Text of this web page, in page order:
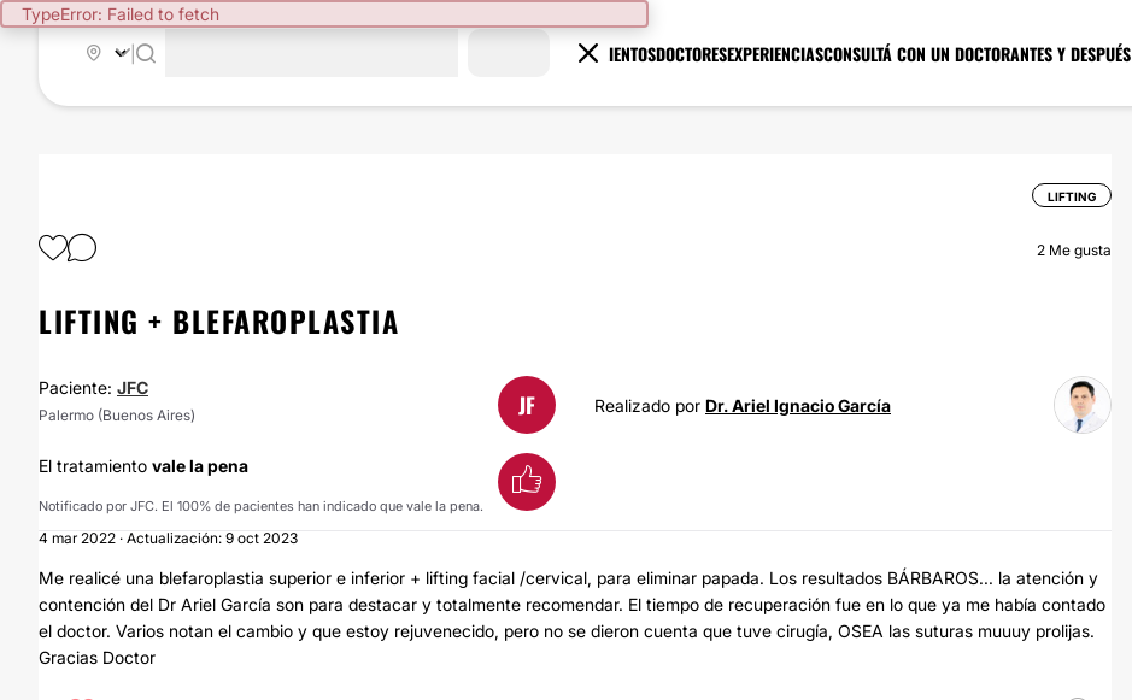
TypeError: Failed to fetch
TRATAMIENTOSDOCTORESEXPERIENCIASCONSULTÁ CON UN DOCTORANTES Y DESPUÉS
LIFTING
2 Me gusta
LIFTING + BLEFAROPLASTIA
Paciente: JFC
Palermo (Buenos Aires) JF Realizado por Dr. Ariel Ignacio García
El tratamiento vale la pena
Notificado por JFC. El 100% de pacientes han indicado que vale la pena.
4 mar 2022 · Actualización: 9 oct 2023
Me realicé una blefaroplastia superior e inferior + lifting facial /cervical, para eliminar papada. Los resultados BÁRBAROS... la atención y
contención del Dr Ariel García son para destacar y totalmente recomendar. El tiempo de recuperación fue en lo que ya me había contado
el doctor. Varios notan el cambio y que estoy rejuvenecido, pero no se dieron cuenta que tuve cirugía, OSEA las suturas muuuy prolijas.
Gracias Doctor